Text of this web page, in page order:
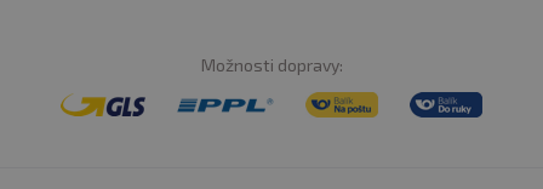
Možnosti dopravy: